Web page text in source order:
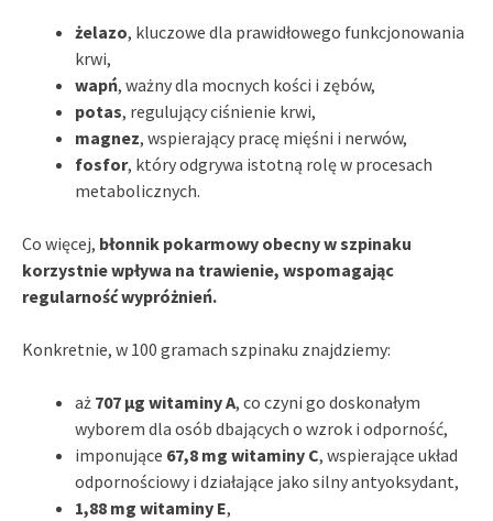
żelazo, kluczowe dla prawidłowego funkcjonowania
krwi,
wapń, ważny dla mocnych kości i zębów,
potas, regulujący ciśnienie krwi,
magnez, wspierający pracę mięśni i nerwów,
fosfor, który odgrywa istotną rolę w procesach
metabolicznych.
Co więcej, błonnik pokarmowy obecny w szpinaku
korzystnie wpływa na trawienie, wspomagając
regularność wypróżnień.
Konkretnie, w 100 gramach szpinaku znajdziemy:
aż 707 µg witaminy A, co czyni go doskonałym
wyborem dla osób dbających o wzrok i odporność,
imponujące 67,8 mg witaminy C, wspierające układ
odpornościowy i działające jako silny antyoksydant,
1,88 mg witaminy E,